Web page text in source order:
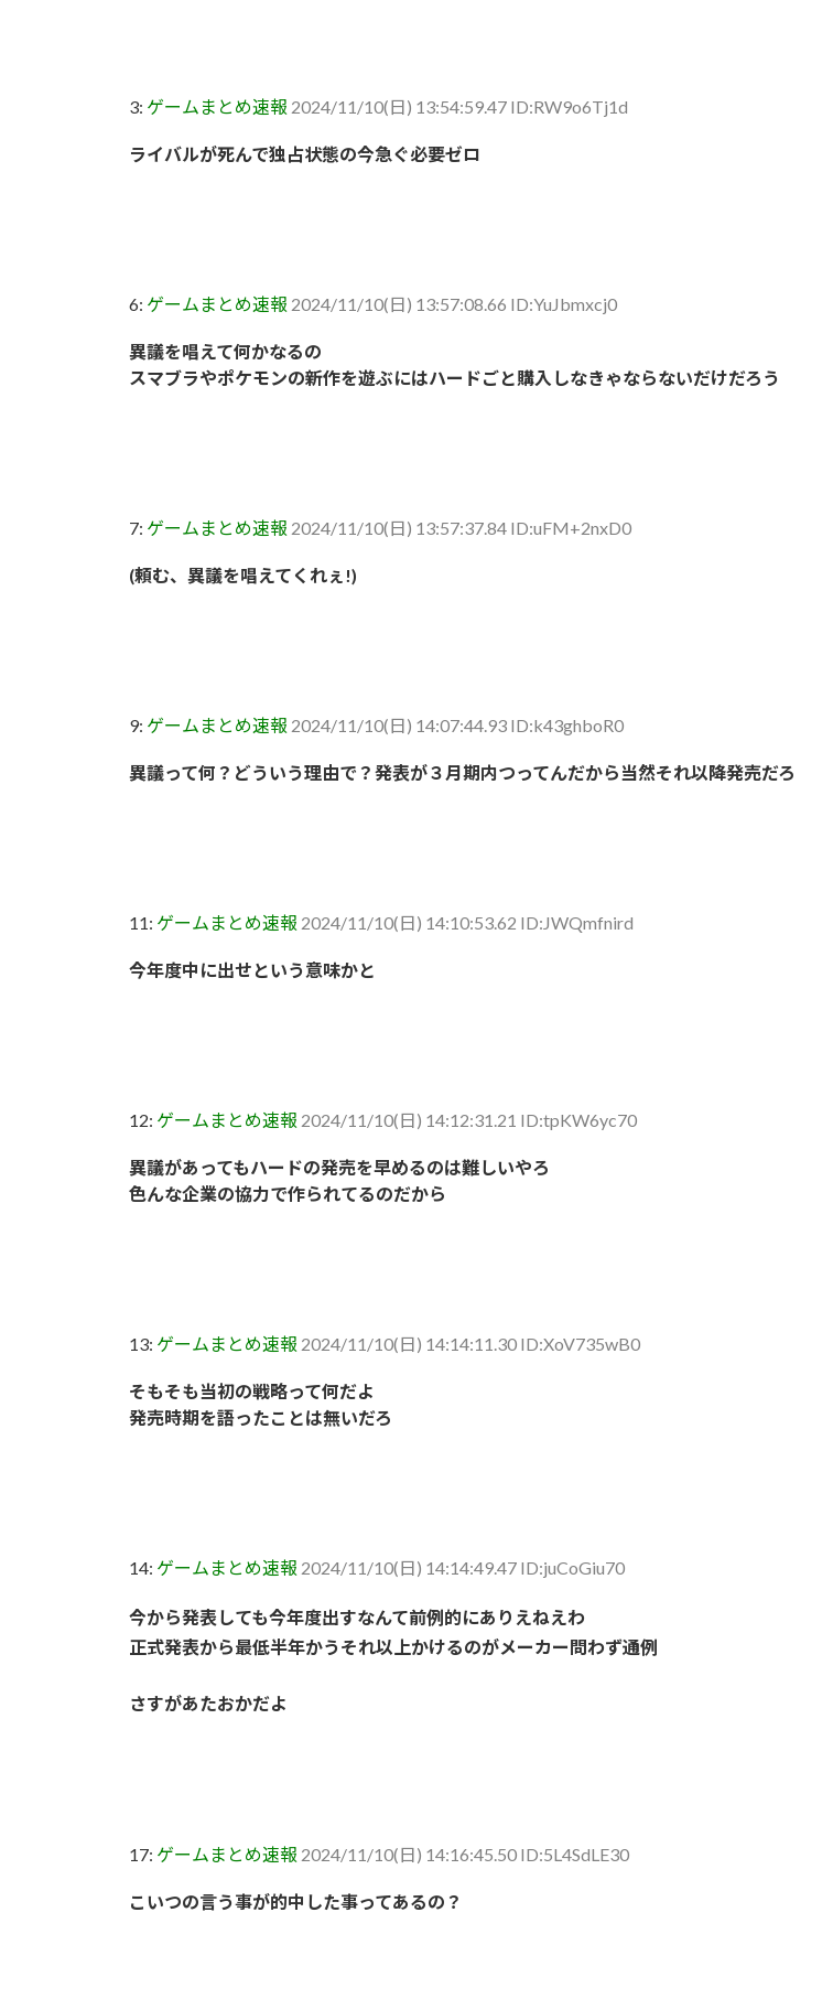
3: ゲームまとめ速報 2024/11/10(日) 13:54:59.47 ID:RW9o6Tj1d
ライバルが死んで独占状態の今急ぐ必要ゼロ
6: ゲームまとめ速報 2024/11/10(日) 13:57:08.66 ID:YuJbmxcj0
異議を唱えて何かなるの
スマブラやポケモンの新作を遊ぶにはハードごと購入しなきゃならないだけだろう
7: ゲームまとめ速報 2024/11/10(日) 13:57:37.84 ID:uFM+2nxD0
(頼む、異議を唱えてくれぇ!)
9: ゲームまとめ速報 2024/11/10(日) 14:07:44.93 ID:k43ghboR0
異議って何？どういう理由で？発表が３月期内つってんだから当然それ以降発売だろ
11: ゲームまとめ速報 2024/11/10(日) 14:10:53.62 ID:JWQmfnird
今年度中に出せという意味かと
12: ゲームまとめ速報 2024/11/10(日) 14:12:31.21 ID:tpKW6yc70
異議があってもハードの発売を早めるのは難しいやろ
色んな企業の協力で作られてるのだから
13: ゲームまとめ速報 2024/11/10(日) 14:14:11.30 ID:XoV735wB0
そもそも当初の戦略って何だよ
発売時期を語ったことは無いだろ
14: ゲームまとめ速報 2024/11/10(日) 14:14:49.47 ID:juCoGiu70
今から発表しても今年度出すなんて前例的にありえねえわ
正式発表から最低半年かうそれ以上かけるのがメーカー問わず通例
さすがあたおかだよ
17: ゲームまとめ速報 2024/11/10(日) 14:16:45.50 ID:5L4SdLE30
こいつの言う事が的中した事ってあるの？